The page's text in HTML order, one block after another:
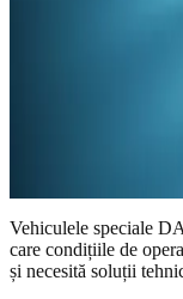
Vehiculele speciale
care condițiile de
și necesită soluții